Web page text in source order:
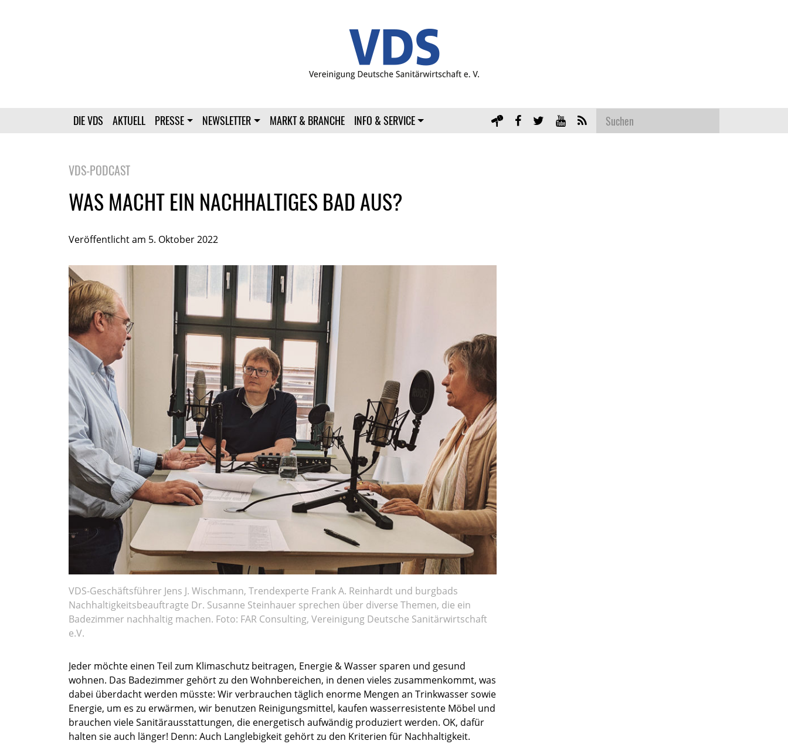
DIE VDS AKTUELL PRESSE NEWSLETTER MARKT & BRANCHE INFO & SERVICE
VDS-PODCAST
WAS MACHT EIN NACHHALTIGES BAD AUS?
Veröffentlicht am 5. Oktober 2022
VDS-Geschäftsführer Jens J. Wischmann, Trendexperte Frank A. Reinhardt und burgbads
Nachhaltigkeitsbeauftragte Dr. Susanne Steinhauer sprechen über diverse Themen, die ein
Badezimmer nachhaltig machen. Foto: FAR Consulting, Vereinigung Deutsche Sanitärwirtschaft
e.V.
Jeder möchte einen Teil zum Klimaschutz beitragen, Energie & Wasser sparen und gesund
wohnen. Das Badezimmer gehört zu den Wohnbereichen, in denen vieles zusammenkommt, was
dabei überdacht werden müsste: Wir verbrauchen täglich enorme Mengen an Trinkwasser sowie
Energie, um es zu erwärmen, wir benutzen Reinigungsmittel, kaufen wasserresistente Möbel und
brauchen viele Sanitärausstattungen, die energetisch aufwändig produziert werden. OK, dafür
halten sie auch länger! Denn: Auch Langlebigkeit gehört zu den Kriterien für Nachhaltigkeit.